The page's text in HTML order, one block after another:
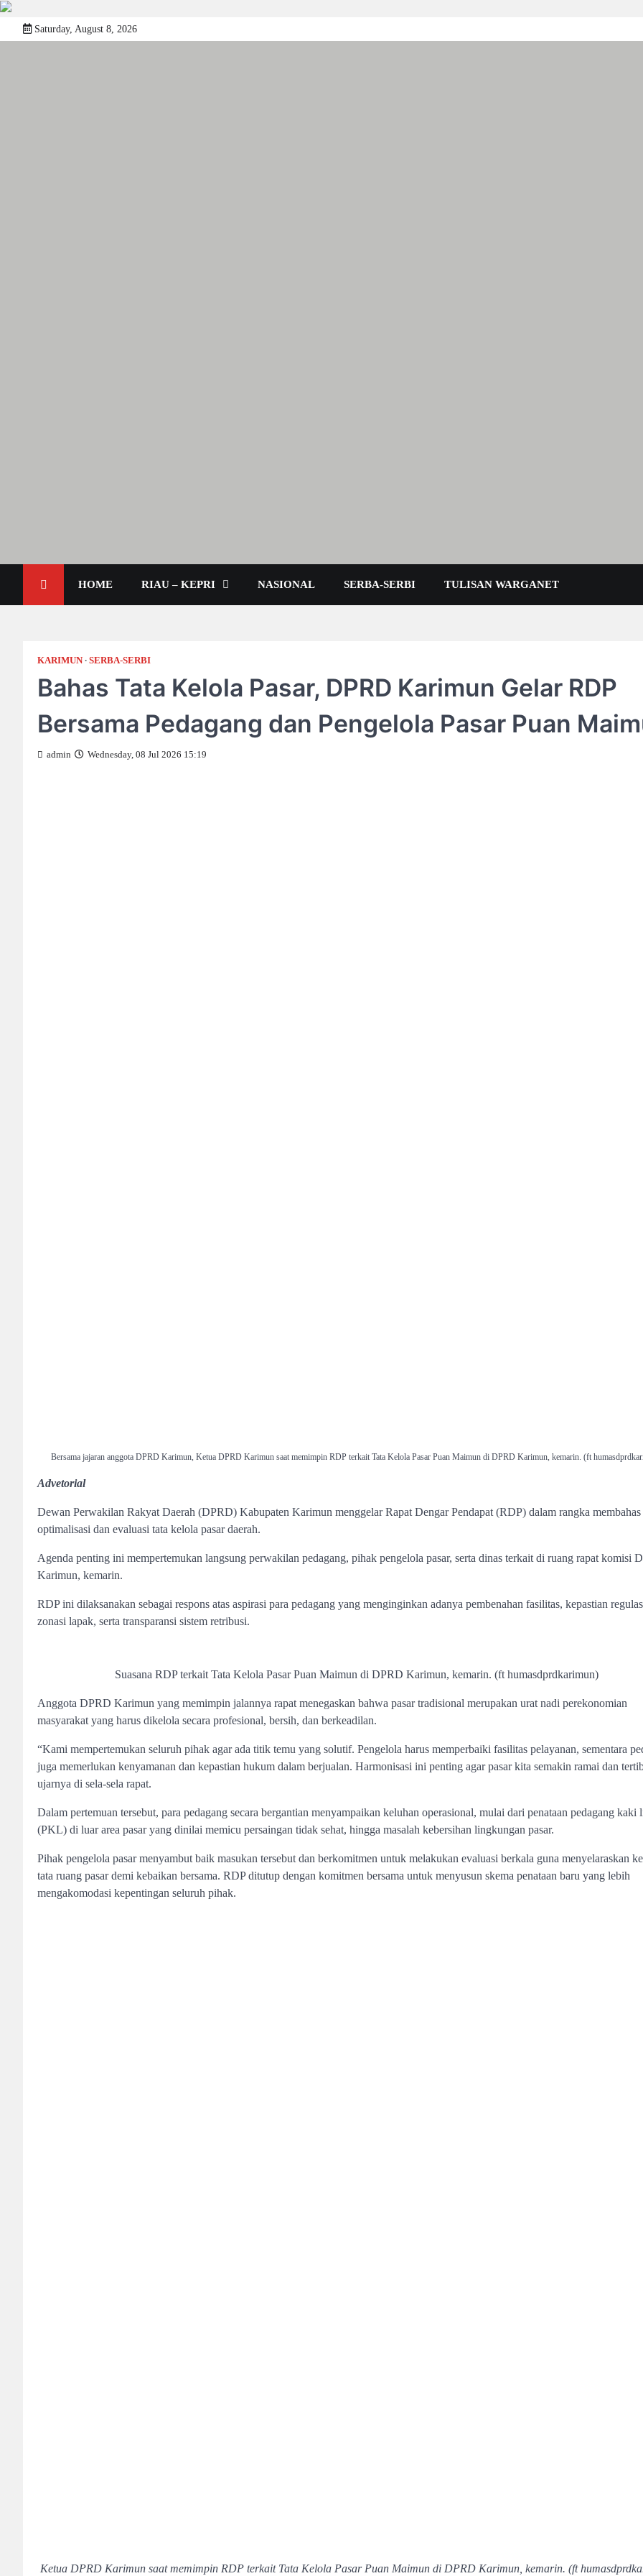
to
Saturday, August 8, 2026
HOME RIAU – KEPRI NASIONAL SERBA-SERBI TULISAN WARGANET
KARIMUN SERBA-SERBI
Bahas Tata Kelola Pasar, DPRD Karimun Gelar RDP
Bersama Pedagang dan Pengelola Pasar Puan
admin Wednesday, 08 Jul 2026 15:19
Bersama jajaran anggota DPRD Karimun, Ketua DPRD Karimun saat memimpin RDP terkait Tata Kelola Pasar Puan Maimun di DPRD Karimun, kemarin. (ft
Advetorial
Dewan Perwakilan Rakyat Daerah (DPRD) Kabupaten Karimun menggelar Rapat Dengar Pendapat (RDP) dalam rangka membahas
optimalisasi dan evaluasi tata kelola pasar daerah.
Agenda penting ini mempertemukan langsung perwakilan pedagang, pihak pengelola pasar, serta dinas terkait di ruang rapat komisi
Karimun, kemarin.
RDP ini dilaksanakan sebagai respons atas aspirasi para pedagang yang menginginkan adanya pembenahan fasilitas, kepastian
zonasi lapak, serta transparansi sistem retribusi.
Suasana RDP terkait Tata Kelola Pasar Puan Maimun di DPRD Karimun, kemarin. (ft humasdprdkarimun)
Anggota DPRD Karimun yang memimpin jalannya rapat menegaskan bahwa pasar tradisional merupakan urat nadi perekonomian
masyarakat yang harus dikelola secara profesional, bersih, dan berkeadilan.
“Kami mempertemukan seluruh pihak agar ada titik temu yang solutif. Pengelola harus memperbaiki fasilitas pelayanan, sementara
juga memerlukan kenyamanan dan kepastian hukum dalam berjualan. Harmonisasi ini penting agar pasar kita semakin ramai dan
ujarnya di sela-sela rapat.
Dalam pertemuan tersebut, para pedagang secara bergantian menyampaikan keluhan operasional, mulai dari penataan pedagang kaki
(PKL) di luar area pasar yang dinilai memicu persaingan tidak sehat, hingga masalah kebersihan lingkungan pasar.
Pihak pengelola pasar menyambut baik masukan tersebut dan berkomitmen untuk melakukan evaluasi berkala guna menyelaraskan
tata ruang pasar demi kebaikan bersama. RDP ditutup dengan komitmen bersama untuk menyusun skema penataan baru yang lebih
mengakomodasi kepentingan seluruh pihak.
Ketua DPRD Karimun saat memimpin RDP terkait Tata Kelola Pasar Puan Maimun di DPRD Karimun, kemarin. (ft